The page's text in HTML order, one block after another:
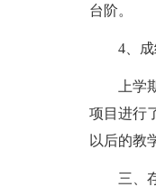
台阶。
4、
上
项目进行
以后的教
三、